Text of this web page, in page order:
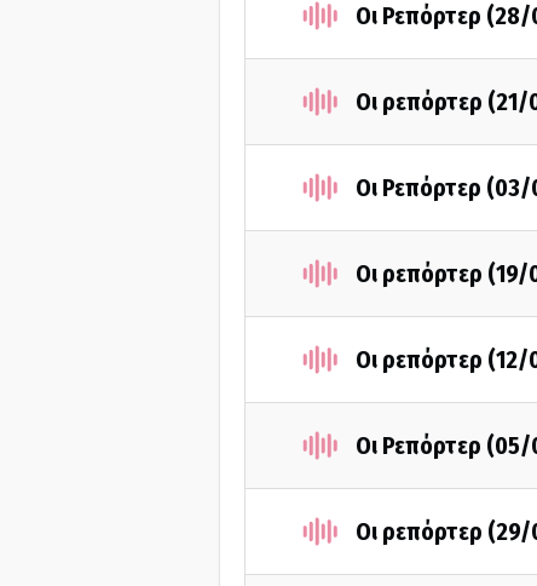
Οι Ρεπόρτερ
Οι ρεπόρτερ
Οι Ρεπόρτερ
Οι ρεπόρτερ
Οι ρεπόρτερ
Οι Ρεπόρτερ
Οι ρεπόρτερ